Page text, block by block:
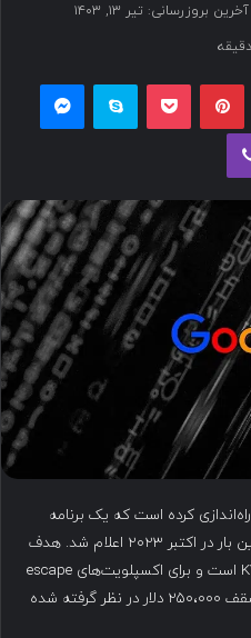
آخرین بروزرسانی: تیر ۱۳, ۱۴۰۳
پینتریست پاکت اسکایپ
وایبر
گوگل برنامه جدیدی به نام KVMCTF راه‌اندازی کرده است که یک برنامه
پاداش آسیب‌پذیری (VRP) است و اولین بار در اکتبر ۲۰۲۳ اعلام شد. هدف
این برنامه بهبود امنیت هایپروایزر KVM است و برای اکسپلویت‌های escape
از ماشین مجازی (VM) پاداش‌هایی تا سقف ۲۵۰،۰۰۰ دلار در نظر گرفته شده